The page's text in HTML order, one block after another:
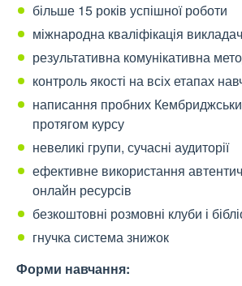
більше 15 років успішної роботи
міжнародна кваліфікація
результативна комунікативна
контроль якості на всіх етапах
написання пробних
протягом курсу
невеликі групи, сучасні аудиторії
ефективне використання
онлайн ресурсів
безкоштовні розмовні клуби і
гнучка система знижок
Форми навчання: